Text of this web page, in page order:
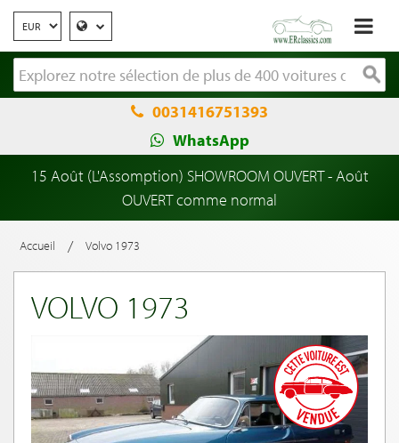
0031416751393
WhatsApp
15 Août (L'Assomption) SHOWROOM OUVERT - Août
OUVERT comme normal
Accueil / Volvo 1973
VOLVO 1973